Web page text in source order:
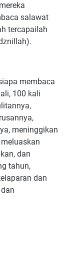
salawat
tercapailah
membaca
100 kali
meninggikan
dan
tahun,
dan